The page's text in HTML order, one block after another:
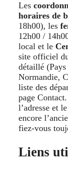
Les
horaires de
18h00), les
12h00 /
local et le
site officiel
détaillé
Normandie,
liste des
page
l’adresse et
encore
fiez-vous
Liens